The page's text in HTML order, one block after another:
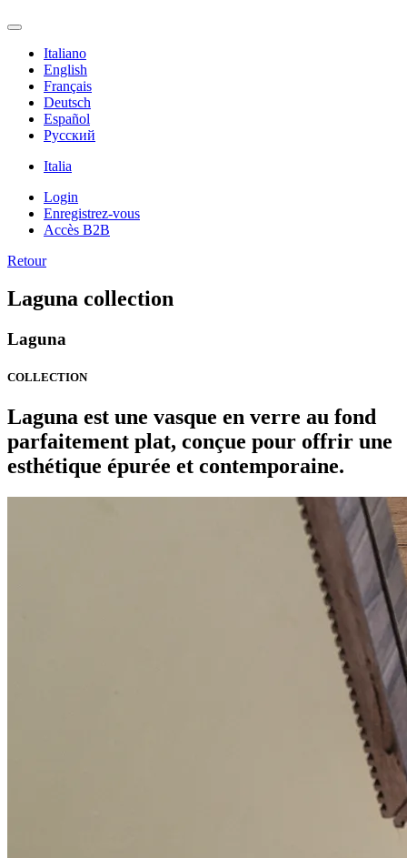
Italiano
English
Français
Deutsch
Español
Pусский
Italia
Login
Enregistrez-vous
Accès B2B
Retour
Laguna collection
Laguna
COLLECTION
Laguna est une vasque en verre au fond
parfaitement plat, conçue pour offrir une
esthétique épurée et contemporaine.